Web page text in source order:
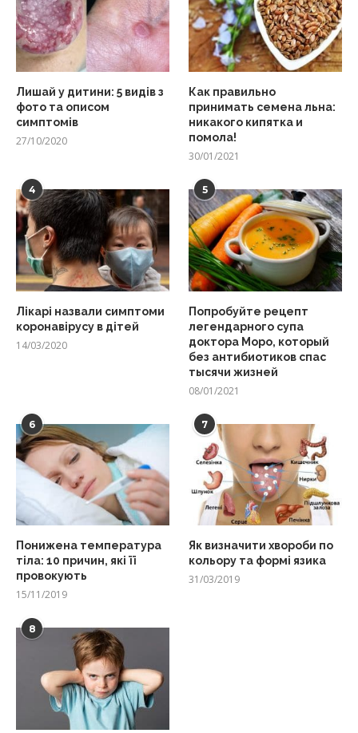
Лишай у дитини: 5 видів з
фото та описом
симптомів
27/10/2020
Как правильно
принимать семена льна:
никакого кипятка и
помола!
30/01/2021
4
Лікарі назвали симптоми
коронавірусу в дітей
14/03/2020
5
Попробуйте рецепт
легендарного супа
доктора Моро, который
без антибиотиков спас
тысячи жизней
08/01/2021
6
Понижена температура
тіла: 10 причин, які її
провокують
15/11/2019
7
Як визначити хвороби по
кольору та формі язика
31/03/2019
8